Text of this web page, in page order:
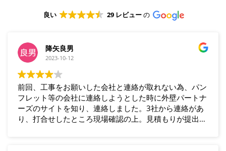
良い 29 レビューの
降矢良男
2023-10-12
前回、工事をお願いした会社と連絡が取れない為、パン
フレット等の会社に連絡しようとした時に外壁パートナ
ーズのサイトを知り、連絡しました。3社から連絡があ
り、打合せしたところ現場確認の上。見積もりが提出さ